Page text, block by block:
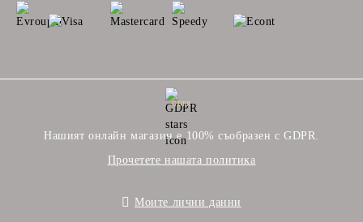
GDPR
Нашият онлайн магазин е 100% съобразен с GDPR.
Прочетете нашата политика
Моите лични данни